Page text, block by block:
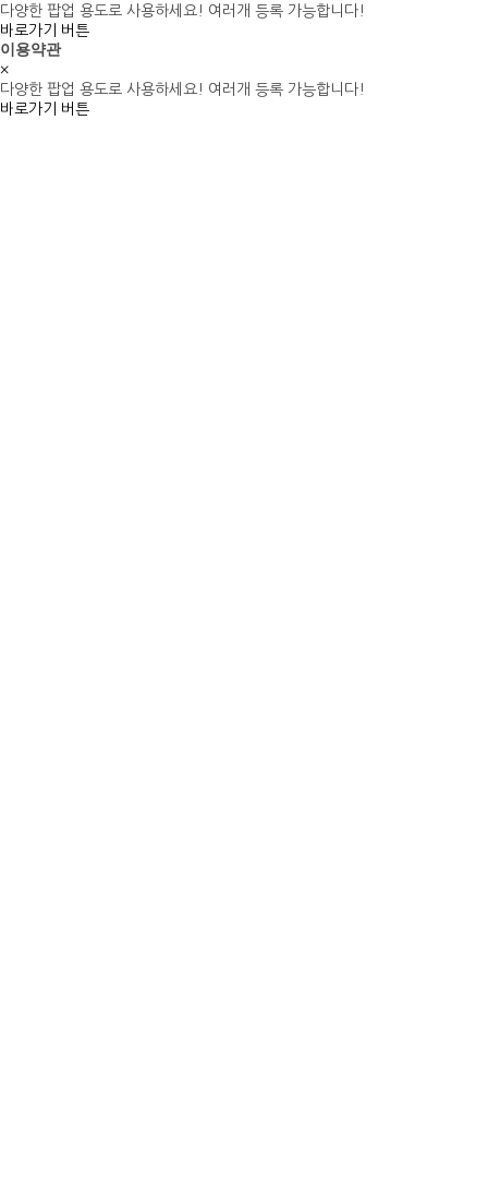
바로가기 버튼
이용약관
×
다양한 팝업 용도로 사용하세요! 여러개 등록 가능합니다!
바로가기 버튼